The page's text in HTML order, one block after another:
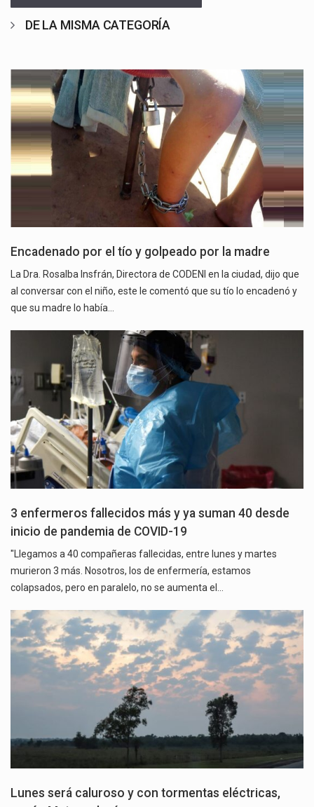
DE LA MISMA CATEGORÍA
Encadenado por el tío y golpeado por la madre
La Dra. Rosalba Insfrán, Directora de CODENI en la ciudad, dijo que
al conversar con el niño, este le comentó que su tío lo encadenó y
que su madre lo había…
3 enfermeros fallecidos más y ya suman 40 desde
inicio de pandemia de COVID-19
"Llegamos a 40 compañeras fallecidas, entre lunes y martes
murieron 3 más. Nosotros, los de enfermería, estamos
colapsados, pero en paralelo, no se aumenta el…
Lunes será caluroso y con tormentas eléctricas,